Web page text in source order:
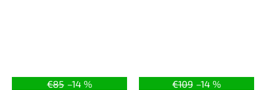
€85 –14 %
€109 –14 %